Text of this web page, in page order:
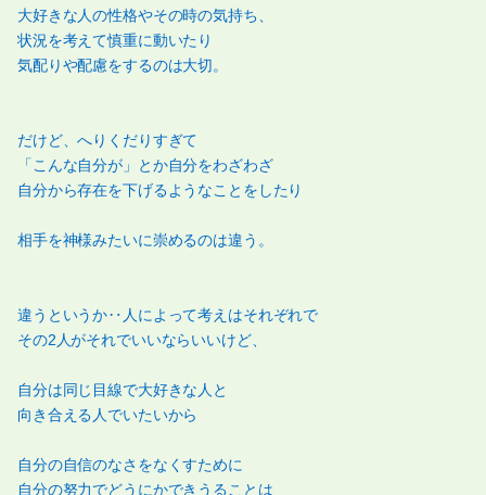
大好きな人の性格やその時の気持ち、
状況を考えて慎重に動いたり
気配りや配慮をするのは大切。
だけど、へりくだりすぎて
「こんな自分が」とか自分をわざわざ
自分から存在を下げるようなことをしたり
相手を神様みたいに崇めるのは違う。
違うというか‥人によって考えはそれぞれで
その2人がそれでいいならいいけど、
自分は同じ目線で大好きな人と
向き合える人でいたいから
自分の自信のなさをなくすために
自分の努力でどうにかできうることは